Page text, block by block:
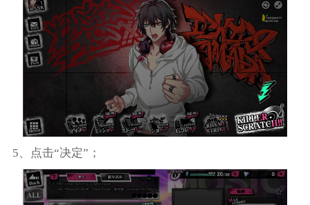
5、点击“决定”；